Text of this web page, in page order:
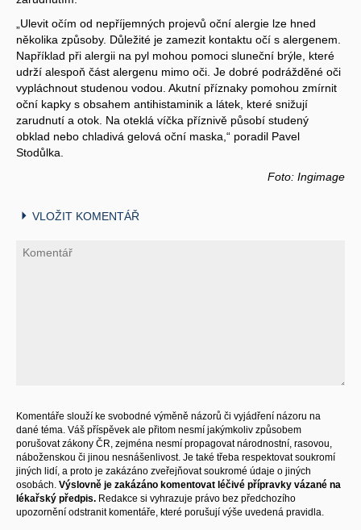
„Ulevit očím od nepříjemných projevů oční alergie lze hned
několika způsoby. Důležité je zamezit kontaktu očí s alergenem.
Například při alergii na pyl mohou pomoci sluneční brýle, které
udrží alespoň část alergenu mimo oči. Je dobré podrážděné oči
vypláchnout studenou vodou. Akutní příznaky pomohou zmírnit
oční kapky s obsahem antihistaminik a látek, které snižují
zarudnutí a otok. Na oteklá víčka příznivě působí studený
obklad nebo chladivá gelová oční maska,“ poradil Pavel
Stodůlka.
Foto: Ingimage
VLOŽIT KOMENTÁŘ
Komentáře slouží ke svobodné výměně názorů či vyjádření názoru na
dané téma. Váš příspěvek ale přitom nesmí jakýmkoliv způsobem
porušovat zákony ČR, zejména nesmí propagovat národnostní, rasovou,
náboženskou či jinou nesnášenlivost. Je také třeba respektovat soukromí
jiných lidí, a proto je zakázáno zveřejňovat soukromé údaje o jiných
osobách. Výslovně je zakázáno komentovat léčivé přípravky vázané na
lékařský předpis. Redakce si vyhrazuje právo bez předchozího
upozornění odstranit komentáře, které porušují výše uvedená pravidla.